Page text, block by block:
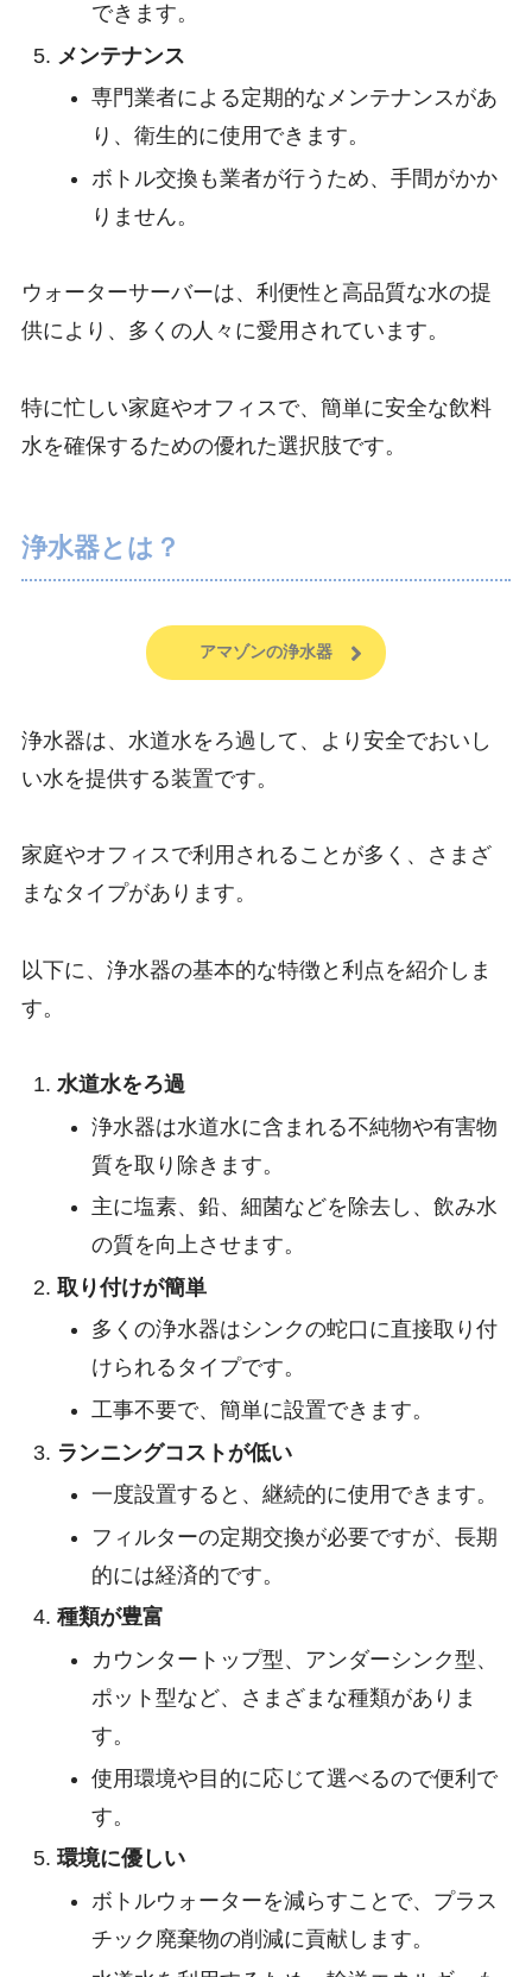
できます。
メンテナンス
専門業者による定期的なメンテナンスがあ
り、衛生的に使用できます。
ボトル交換も業者が行うため、手間がかか
りません。
ウォーターサーバーは、利便性と高品質な水の提
供により、多くの人々に愛用されています。
特に忙しい家庭やオフィスで、簡単に安全な飲料
水を確保するための優れた選択肢です。
浄水器とは？
アマゾンの浄水器
浄水器は、水道水をろ過して、より安全でおいし
い水を提供する装置です。
家庭やオフィスで利用されることが多く、さまざ
まなタイプがあります。
以下に、浄水器の基本的な特徴と利点を紹介しま
す。
水道水をろ過
浄水器は水道水に含まれる不純物や有害物
質を取り除きます。
主に塩素、鉛、細菌などを除去し、飲み水
の質を向上させます。
取り付けが簡単
多くの浄水器はシンクの蛇口に直接取り付
けられるタイプです。
工事不要で、簡単に設置できます。
ランニングコストが低い
一度設置すると、継続的に使用できます。
フィルターの定期交換が必要ですが、長期
的には経済的です。
種類が豊富
カウンタートップ型、アンダーシンク型、
ポット型など、さまざまな種類がありま
す。
使用環境や目的に応じて選べるので便利で
す。
環境に優しい
ボトルウォーターを減らすことで、プラス
チック廃棄物の削減に貢献します。